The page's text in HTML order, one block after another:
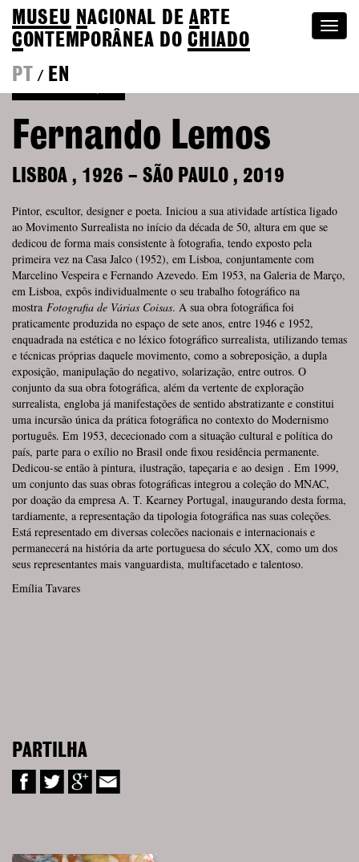
MUSEU NACIONAL DEA RTE
CONTEMPORÂNEA DOCHIADO
PT
/ EN
Fernando Lemos
LISBOA , 1926 – SÃO PAULO , 2019
Pintor, escultor, designer e poeta. Iniciou a sua atividade artística ligado
ao Movimento Surrealista no início da década de 50, altura em que se
dedicou de forma mais consistente à fotografia, tendo exposto pela
primeira vez na Casa Jalco (1952), em Lisboa, conjuntamente com
Marcelino Vespeira e Fernando Azevedo. Em 1953, na Galeria de Março,
em Lisboa, expôs individualmente o seu trabalho fotográfico na
mostra Fotografia de Várias Coisas. A sua obra fotográfica foi
praticamente produzida no espaço de sete anos, entre 1946 e 1952,
enquadrada na estética e no léxico fotográfico surrealista, utilizando temas
e técnicas próprias daquele movimento, como a sobreposição, a dupla
exposição, manipulação do negativo, solarização, entre outros. O
conjunto da sua obra fotográfica, além da vertente de exploração
surrealista, engloba já manifestações de sentido abstratizante e constitui
uma incursão única da prática fotográfica no contexto do Modernismo
português. Em 1953, dececionado com a situação cultural e política do
país, parte para o exílio no Brasil onde fixou residência permanente.
Dedicou-se então à pintura, ilustração, tapeçaria e ao design . Em 1999,
um conjunto das suas obras fotográficas integrou a coleção do MNAC,
por doação da empresa A. T. Kearney Portugal, inaugurando desta forma,
tardiamente, a representação da tipologia fotográfica nas suas coleções.
Está representado em diversas colecões nacionais e internacionais e
permanecerá na história da arte portuguesa do século XX, como um dos
seus representantes mais vanguardista, multifacetado e talentoso.
Emília Tavares
PARTILHA